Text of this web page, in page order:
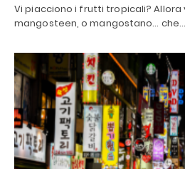
Vi piacciono i frutti tropicali? Allora
mangosteen, o mangostano… che…